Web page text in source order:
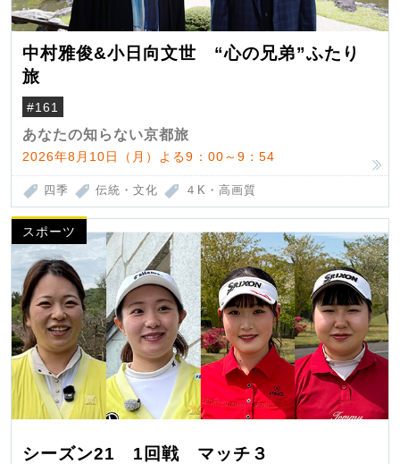
中村雅俊&小日向文世 “心の兄弟”ふたり
旅
#161
あなたの知らない京都旅
2026年8月10日（月）よる9：00～9：54
四季 伝統・文化 ４K・高画質
スポーツ
シーズン21 1回戦 マッチ３